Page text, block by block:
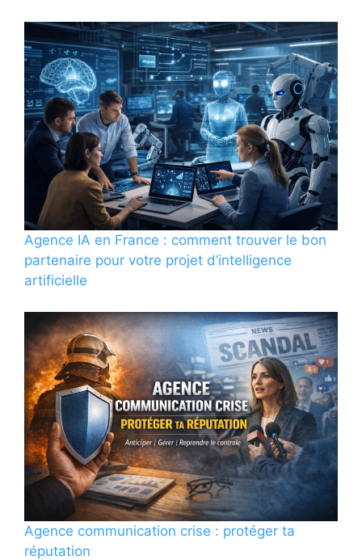
Agence IA en France : comment trouver le bon
partenaire pour votre projet d’intelligence
artificielle
Agence communication crise : protéger ta
réputation